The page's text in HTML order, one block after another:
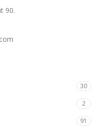
90.
30
2
91